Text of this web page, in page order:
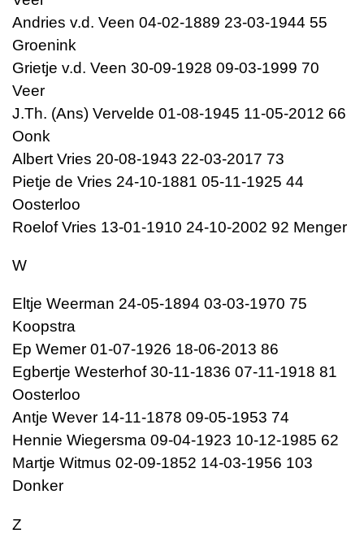
Andries v.d. Veen 04-02-1889 23-03-1944 55
Groenink
Grietje v.d. Veen 30-09-1928 09-03-1999 70
Veer
J.Th. (Ans) Vervelde 01-08-1945 11-05-2012 66
Oonk
Albert Vries 20-08-1943 22-03-2017 73
Pietje de Vries 24-10-1881 05-11-1925 44
Oosterloo
Roelof Vries 13-01-1910 24-10-2002 92 Menger
W
Eltje Weerman 24-05-1894 03-03-1970 75
Koopstra
Ep Wemer 01-07-1926 18-06-2013 86
Egbertje Westerhof 30-11-1836 07-11-1918 81
Oosterloo
Antje Wever 14-11-1878 09-05-1953 74
Hennie Wiegersma 09-04-1923 10-12-1985 62
Martje Witmus 02-09-1852 14-03-1956 103
Donker
Z